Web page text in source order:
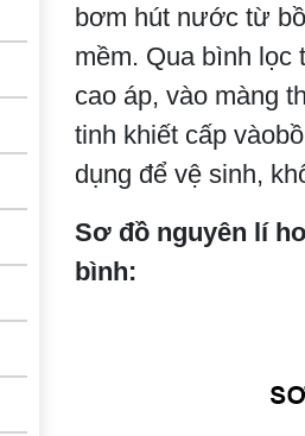
bơm hút nước từ
mềm. Qua bình lọc
cao áp, vào màng
tinh khiết cấp
dụng để vệ sinh,
Sơ đồ nguyên lí
bình: